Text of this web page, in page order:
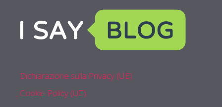
Dichiarazione sulla Privacy (UE)
Cookie Policy (UE)